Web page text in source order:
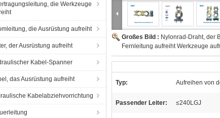
die Werkzeuge
die Ausrüstung aufreiht
der Ausrüstung aufreiht
Kabel-Spanner
das Ausrüstung aufreiht
Kabelabziehvorrichtung
Großes Bild : Nylonrad-Draht, der
Fernleitung aufreiht Werkzeuge
Typ: Aufreihen von
Passender Leiter: ≤240LGJ